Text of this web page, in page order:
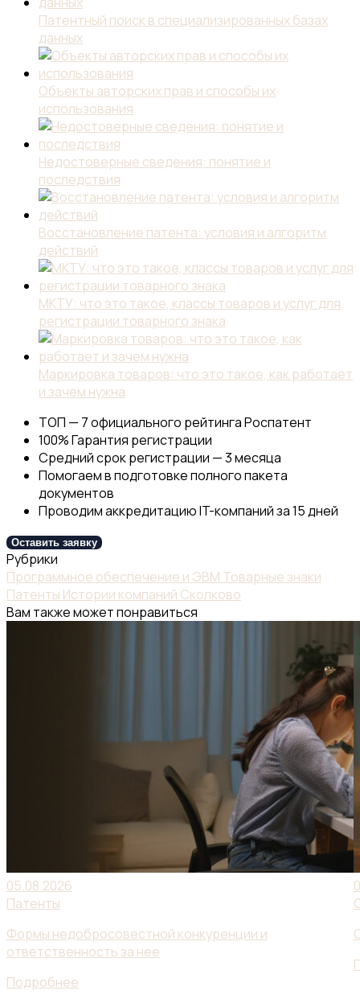
Патентный поиск в специализированных базах
данных
Объекты авторских прав и способы их
использования
Недостоверные сведения: понятие и
последствия
Восстановление патента: условия и алгоритм
действий
МКТУ: что это такое, классы товаров и услуг для
регистрации товарного знака
Маркировка товаров: что это такое, как работает
и зачем нужна
ТОП — 7 официального рейтинга Роспатент
100% Гарантия регистрации
Средний срок регистрации — 3 месяца
Помогаем в подготовке полного пакета
документов
Проводим аккредитацию IT-компаний за 15 дней
Оставить заявку
Рубрики
Программное обеспечение и ЭВМ Товарные знаки
Патенты Истории компаний Сколково
Вам также может понравиться
05.08.2026
Патенты
Формы недобросовестной конкуренции и
ответственность за нее
Подробнее